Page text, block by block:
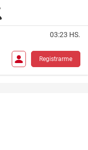
03:23 HS.
Registrarme